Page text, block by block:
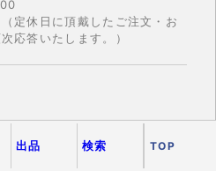
定休日に頂戴したご注文・お
応答いたします。）
出品 検索 TOP